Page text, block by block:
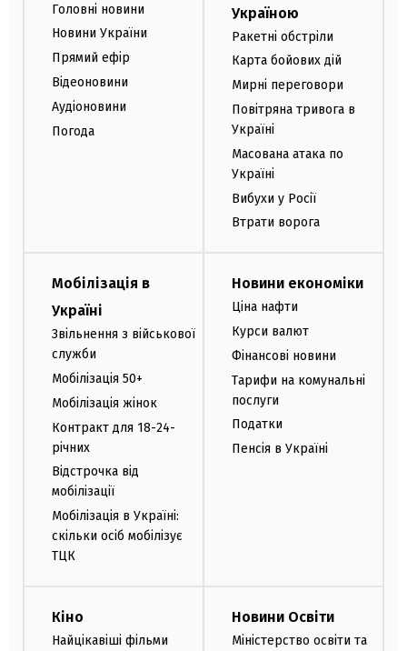
Головні новини
Новини України
Прямий ефір
Відеоновини
Аудіоновини
Погода
Україною
Ракетні обстріли
Карта бойових дій
Мирні переговори
Повітряна тривога в
Україні
Масована атака по
Україні
Вибухи у Росії
Втрати ворога
Мобілізація в
Україні
Звільнення з військової
служби
Мобілізація 50+
Мобілізація жінок
Контракт для 18-24-
річних
Відстрочка від
мобілізації
Мобілізація в Україні:
скільки осіб мобілізує
ТЦК
Новини економіки
Ціна нафти
Курси валют
Фінансові новини
Тарифи на комунальні
послуги
Податки
Пенсія в Україні
Кіно
Найцікавіші фільми
Новини Освіти
Міністерство освіти та